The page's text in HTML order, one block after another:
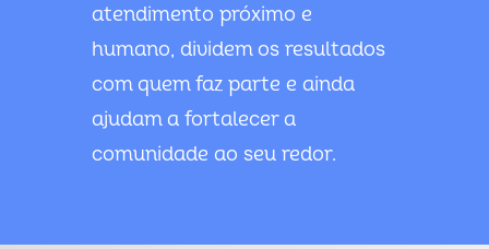
atendimento próximo e
humano, dividem os resultados
com quem faz parte e ainda
ajudam a fortalecer a
comunidade ao seu redor.